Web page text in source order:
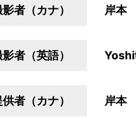
者（カナ） 岸本
者（英語）
者（カナ） 岸本